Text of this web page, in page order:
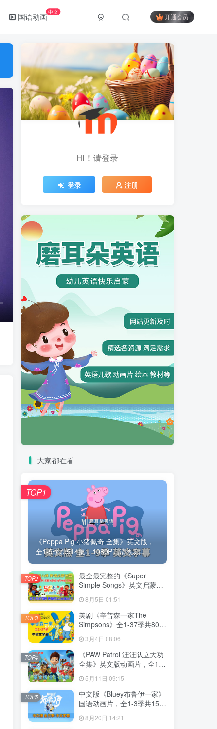
国语动画中文
开通会员
HI！请登录
登录 注册
大家都在看
《Peppa Pig 小猪佩奇 全集》英文版，
全1-9季总514集，1080P高清视频...
TOP1
最全最完整的《Super
Simple Songs》英文启蒙儿
画视频，各系列总共2115集
视频，1080P高清视频带英
文字幕，百度网盘下载！
8月5日 01:51
TOP2
美剧《辛普森一家The
Simpsons》全1-37季共802
度网盘下载！
3月4日 08:06
TOP3
《PAW Patrol 汪汪队立大功
全集》英文版动画片，全1-
视频带英文字幕，带配套音
频MP3，百度网盘下载！
5月11日 09:15
TOP4
中文版《Bluey布鲁伊一家》
国语动画片，全1-3季共156
字幕，百度网盘下载！
8月20日 14:21
TOP5